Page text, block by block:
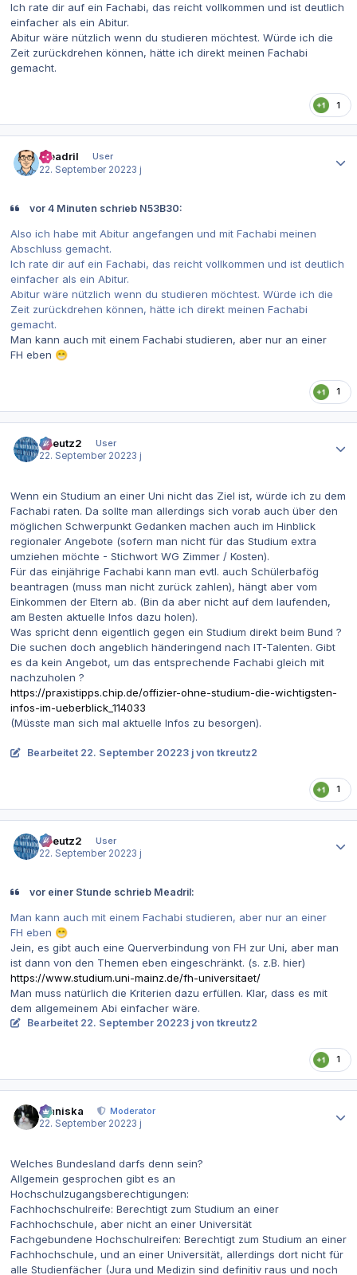
Ich rate dir auf ein Fachabi, das reicht vollkommen und ist deutlich
einfacher als ein Abitur.
Abitur wäre nützlich wenn du studieren möchtest. Würde ich die
Zeit zurückdrehen können, hätte ich direkt meinen Fachabi
gemacht.
1
Meadril
User
22. September 20223 j
vor 4 Minuten schrieb N53B30:
Also ich habe mit Abitur angefangen und mit Fachabi meinen
Abschluss gemacht.
Ich rate dir auf ein Fachabi, das reicht vollkommen und ist deutlich
einfacher als ein Abitur.
Abitur wäre nützlich wenn du studieren möchtest. Würde ich die
Zeit zurückdrehen können, hätte ich direkt meinen Fachabi
gemacht.
Man kann auch mit einem Fachabi studieren, aber nur an einer
FH eben 😁
1
tkreutz2
User
22. September 20223 j
Wenn ein Studium an einer Uni nicht das Ziel ist, würde ich zu dem
Fachabi raten. Da sollte man allerdings sich vorab auch über den
möglichen Schwerpunkt Gedanken machen auch im Hinblick
regionaler Angebote (sofern man nicht für das Studium extra
umziehen möchte - Stichwort WG Zimmer / Kosten).
Für das einjährige Fachabi kann man evtl. auch Schülerbafög
beantragen (muss man nicht zurück zahlen), hängt aber vom
Einkommen der Eltern ab. (Bin da aber nicht auf dem laufenden,
am Besten aktuelle Infos dazu holen).
Was spricht denn eigentlich gegen ein Studium direkt beim Bund ?
Die suchen doch angeblich händeringend nach IT-Talenten. Gibt
es da kein Angebot, um das entsprechende Fachabi gleich mit
nachzuholen ?
https://praxistipps.chip.de/offizier-ohne-studium-die-wichtigsten-
infos-im-ueberblick_114033
(Müsste man sich mal aktuelle Infos zu besorgen).
Bearbeitet 22. September 20223 j von tkreutz2
1
tkreutz2
User
22. September 20223 j
vor einer Stunde schrieb Meadril:
Man kann auch mit einem Fachabi studieren, aber nur an einer
FH eben 😁
Jein, es gibt auch eine Querverbindung von FH zur Uni, aber man
ist dann von den Themen eben eingeschränkt. (s. z.B. hier)
https://www.studium.uni-mainz.de/fh-universitaet/
Man muss natürlich die Kriterien dazu erfüllen. Klar, dass es mit
dem allgemeinem Abi einfacher wäre.
Bearbeitet 22. September 20223 j von tkreutz2
1
Maniska
Moderator
22. September 20223 j
Welches Bundesland darfs denn sein?
Allgemein gesprochen gibt es an
Hochschulzugangsberechtigungen:
Fachhochschulreife: Berechtigt zum Studium an einer
Fachhochschule, aber nicht an einer Universität
Fachgebundene Hochschulreifen: Berechtigt zum Studium an einer
Fachhochschule, und an einer Universität, allerdings dort nicht für
alle Studienfächer (Jura und Medizin sind definitiv raus und noch